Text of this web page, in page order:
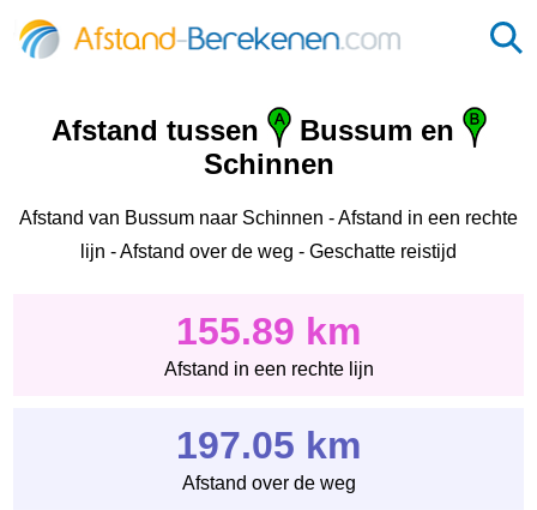
Afstand tussen
Bussum en
Schinnen
Afstand van Bussum naar Schinnen - Afstand in een rechte
lijn - Afstand over de weg - Geschatte reistijd
155.89 km
Afstand in een rechte lijn
197.05 km
Afstand over de weg